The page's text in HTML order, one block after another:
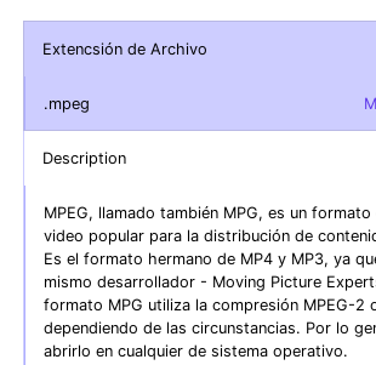
Extencsión de Archivo
.mpeg
Description
MPEG, llamado también MPG, es un
video popular para la distribución de
Es el formato hermano de MP4 y MP3, ya
mismo desarrollador - Moving Picture
formato MPG utiliza la compresión MPEG-2
dependiendo de las circunstancias. Por lo
abrirlo en cualquier de sistema operativo.